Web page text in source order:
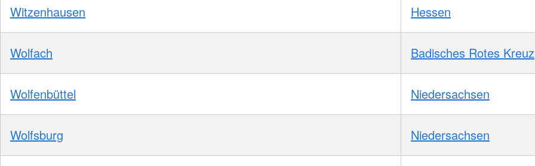
Witzenhausen Hessen
Wolfach Badisches Rotes Kreuz
Wolfenbüttel Niedersachsen
Wolfsburg Niedersachsen